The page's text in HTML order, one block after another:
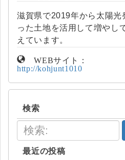
滋賀県で2019年から太陽光
った土地を活用して増やし
えています。
WEBサイト：
http://kohjunt1010
検索
最近の投稿